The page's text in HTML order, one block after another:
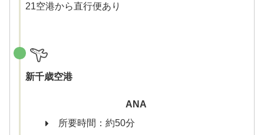
21空港から直行便あり
新千歳空港
ANA
所要時間：約50分